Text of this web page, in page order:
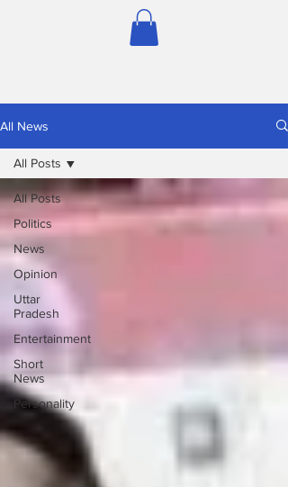
All News
All Posts
Politics
News
Opinion
Uttar
Pradesh
Entertainment
Short
News
Personality
All Posts